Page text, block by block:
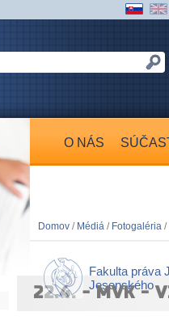
O NÁS
Domov / Médiá / Fotogaléria /
Fakulta práva
Jesenského
22.4. - MVK -